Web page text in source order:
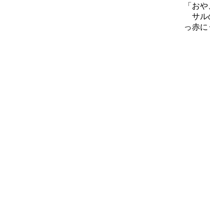
「お
サル
っ赤に